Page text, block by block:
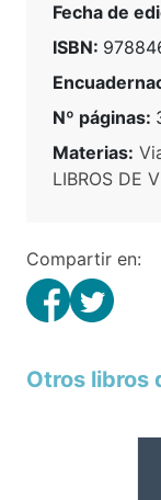
Fecha de
ISBN:
Nº páginas:
Materias:
LIBROS DE
Compartir en:
Otros libros